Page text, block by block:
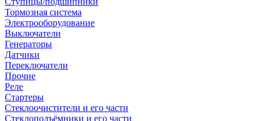
Тормозная система
Электрооборудование
Выключатели
Генераторы
Датчики
Переключатели
Прочие
Реле
Стартеры
Стеклоочистители и его части
Стеклоподъёмники и его части